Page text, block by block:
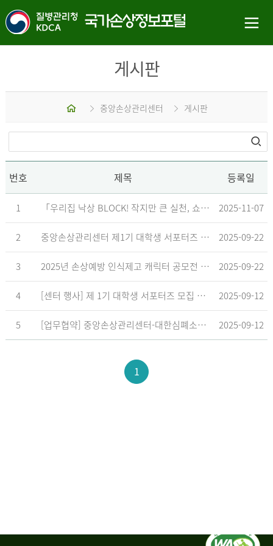
게시판
중앙손상관리센터 게시판
번호 제목 등록일
1 「우리집 낙상 BLOCK! 작지만 큰 실천, 쇼츠 챌린지」 수상작 발표 2025-11-07
2 중앙손상관리센터 제1기 대학생 서포터즈 합격자 발표 2025-09-22
3 2025년 손상예방 인식제고 캐릭터 공모전 결과발표 지연 안내 2025-09-22
4 [센터 행사] 제 1기 대학생 서포터즈 모집 공고 2025-09-12
5 [업무협약] 중앙손상관리센터-대한심폐소생협회, 학교현장 CPR 교육 확대 위한 업무협약 체결 2025-09-12
1